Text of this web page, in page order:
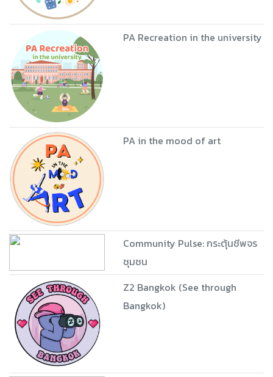
PA Recreation in the university
PA in the mood of art
Community Pulse: กระตุ้นชีพจร
ชุมชน
Z2 Bangkok (See through
Bangkok)